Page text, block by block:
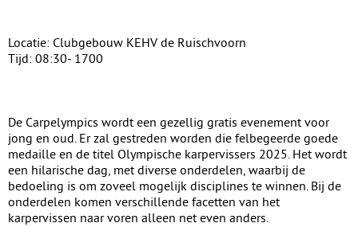
Locatie: Clubgebouw KEHV de Ruischvoorn
Tijd: 08:30- 1700
De Carpelympics wordt een gezellig gratis evenement voor
jong en oud. Er zal gestreden worden die felbegeerde goede
medaille en de titel Olympische karpervissers 2025. Het wordt
een hilarische dag, met diverse onderdelen, waarbij de
bedoeling is om zoveel mogelijk disciplines te winnen. Bij de
onderdelen komen verschillende facetten van het
karpervissen naar voren alleen net even anders.